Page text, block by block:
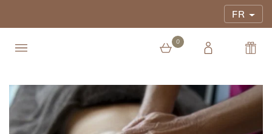
FR
0
0 article au panier